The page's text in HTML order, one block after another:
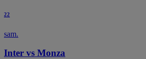
22
sam.
Inter vs Monza